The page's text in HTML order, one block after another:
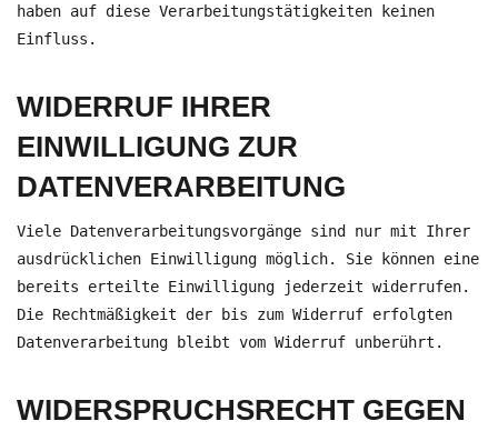
haben auf diese Verarbeitungstätigkeiten keinen
Einfluss.
WIDERRUF IHRER
EINWILLIGUNG ZUR
DATENVERARBEITUNG
Viele Datenverarbeitungsvorgänge sind nur mit Ihrer
ausdrücklichen Einwilligung möglich. Sie können eine
bereits erteilte Einwilligung jederzeit widerrufen.
Die Rechtmäßigkeit der bis zum Widerruf erfolgten
Datenverarbeitung bleibt vom Widerruf unberührt.
WIDERSPRUCHSRECHT GEGEN